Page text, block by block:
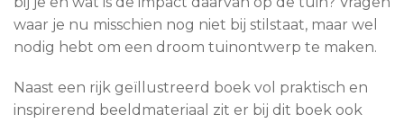
waar je nu misschien nog niet bij stilstaat, maar wel
nodig hebt om een droom tuinontwerp te maken.
Naast een rijk geïllustreerd boek vol praktisch en
inspirerend beeldmateriaal zit er bij dit boek ook